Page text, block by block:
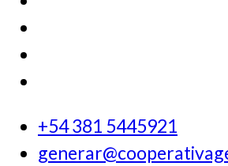
+54 381 5445921